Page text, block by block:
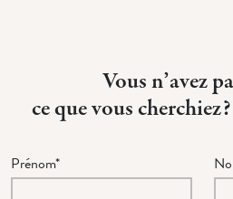
Vous n’avez
ce que vous cherchiez?
Prénom*